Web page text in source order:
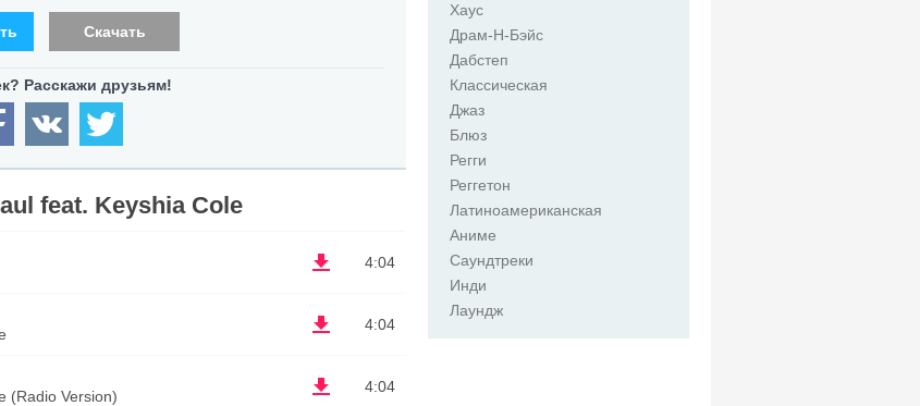
Скачать
feat. Keyshia Cole
4:04
4:04
4:04
(Radio Version)
Хаус
Драм-Н-Бэйс
Дабстеп
Классическая
Джаз
Блюз
Регги
Реггетон
Латиноамериканская
Аниме
Саундтреки
Инди
Лаундж